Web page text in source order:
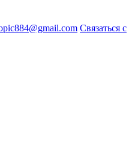
Связаться с